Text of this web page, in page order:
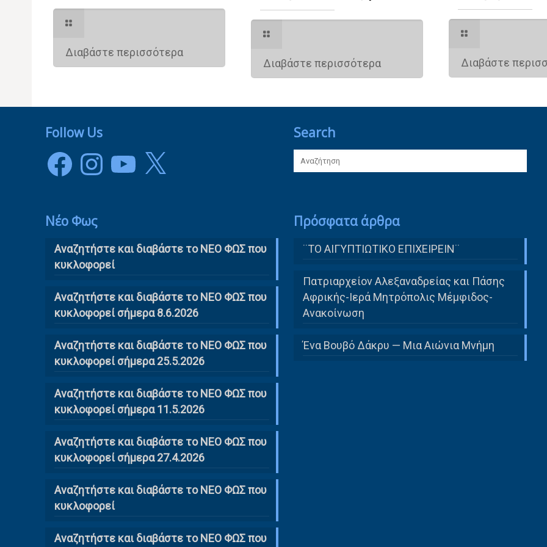
Διαβάστε περισσότερα
Διαβάστε περισσότερα Διαβάστε
Follow Us
FacebookInstagramYouTube
X
Νέο Φως
Αναζητήστε και διαβάστε το NΕΟ ΦΩΣ που
κυκλοφορεί
Αναζητήστε και διαβάστε το ΝΕΟ ΦΩΣ που
κυκλοφορεί σήμερα 8.6.2026
Αναζητήστε και διαβάστε το ΝΕΟ ΦΩΣ που
κυκλοφορεί σήμερα 25.5.2026
Αναζητήστε και διαβάστε το ΝΕΟ ΦΩΣ που
κυκλοφορεί σήμερα 11.5.2026
Αναζητήστε και διαβάστε το ΝΕΟ ΦΩΣ που
κυκλοφορεί σήμερα 27.4.2026
Αναζητήστε και διαβάστε το ΝΕΟ ΦΩΣ που
κυκλοφορεί
Αναζητήστε και διαβάστε το ΝΕΟ ΦΩΣ που
Search
Πρόσφατα άρθρα
¨ΤΟ ΑΙΓΥΠΤΙΩΤΙΚΟ ΕΠΙΧΕΙΡΕΙΝ¨
Πατριαρχείον Αλεξαναδρείας και Πάσης
Αφρικής-Ιερά Μητρόπολις Μέμφιδος-
Ανακοίνωση
Ένα Βουβό Δάκρυ — Μια Αιώνια Μνήμη